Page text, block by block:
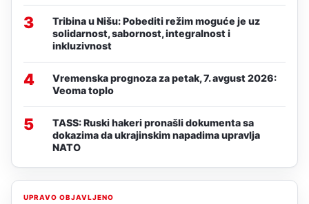
3
Tribina u Nišu: Pobediti režim moguće je uz
solidarnost, sabornost, integralnost i
inkluzivnost
4
Vremenska prognoza za petak, 7. avgust 2026:
Veoma toplo
5
TASS: Ruski hakeri pronašli dokumenta sa
dokazima da ukrajinskim napadima upravlja
NATO
UPRAVO OBJAVLJENO